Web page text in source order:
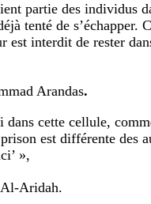
partie des individus
tenté de s’échapper.
est interdit de rester
Arandas.
cette cellule,
est différente des
»,
Aridah.